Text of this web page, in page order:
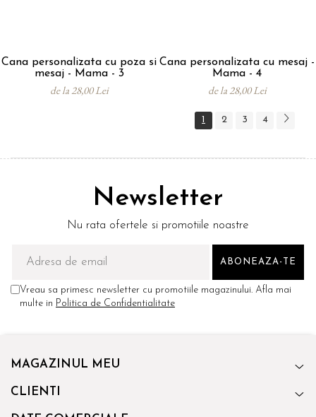
Cana personalizata cu poza si
mesaj - Mama - 3
de la 28,00 Lei
Cana personalizata cu mesaj -
Mama - 4
de la 28,00 Lei
1 2 3 4
Newsletter
Nu rata ofertele si promotiile noastre
Vreau sa primesc newsletter cu promotiile magazinului. Afla mai
multe in Politica de Confidentialitate
MAGAZINUL MEU
CLIENTI